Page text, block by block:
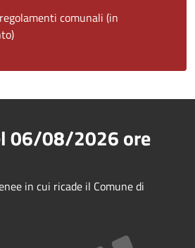
comunali (in
06/08/2026ore
in cui ricade il Comune di